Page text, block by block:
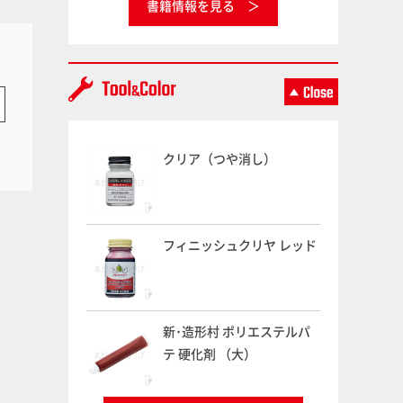
書籍情報を見る
クリア（つや消し）
フィニッシュクリヤ レッド
新･造形村 ポリエステルパ
テ 硬化剤 （大）